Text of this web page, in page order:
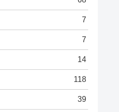
7
7
14
118
39